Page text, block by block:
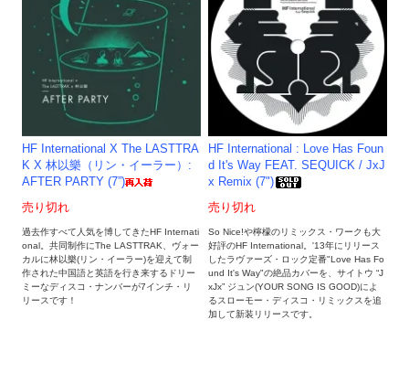
HF International X The LASTTRA
K X 林以樂（リン・イーラー）:
AFTER PARTY (7”)
売り切れ
過去作すべて人気を博してきたHF Internati
onal。共同制作にThe LASTTRAK、ヴォー
カルに林以樂(リン・イーラー)を迎えて制
作された中国語と英語を行き来するドリー
ミーなディスコ・ナンバーが7インチ・リ
リースです！
HF International : Love Has Foun
d It's Way FEAT. SEQUICK / JxJ
x Remix (7")
売り切れ
So Nice!や檸檬のリミックス・ワークも大
好評のHF International。'13年にリリース
したラヴァーズ・ロック定番"Love Has Fo
und It's Way"の絶品カバーを、サイトウ “J
xJx” ジュン(YOUR SONG IS GOOD)によ
るスローモー・ディスコ・リミックスを追
加して新装リリースです。